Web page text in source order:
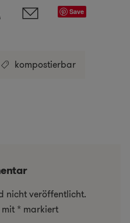
Save
kompostierbar
nicht veröffentlicht.
* markiert